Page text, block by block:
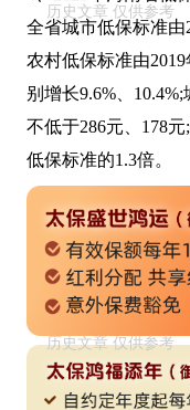
全省城市低保标准由
农村低保标准由
别增长9.6%、
不低于286元、178
低保标准的1.3倍。